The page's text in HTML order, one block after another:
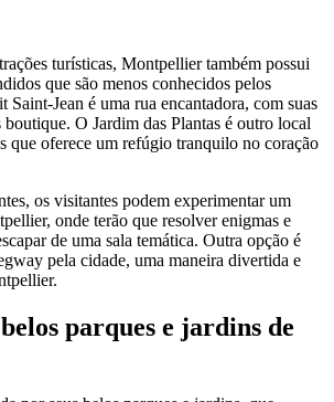
turísticas, Montpellier também possui
que são menos conhecidos pelos
Saint-Jean é uma rua encantadora, com suas
boutique. O Jardim das Plantas é outro local
que oferece um refúgio tranquilo no coração
os visitantes podem experimentar um
onde terão que resolver enigmas e
de uma sala temática. Outra opção é
pela cidade, uma maneira divertida e
parques e jardins de